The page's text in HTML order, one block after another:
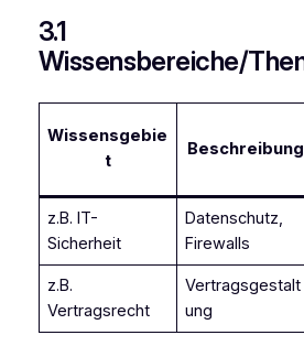
3.1
Wissensbereiche/
Wissensgebie
t
Beschreibung
z.B. IT-
Sicherheit
Datenschutz,
Firewalls
z.B.
Vertragsrecht
Vertragsgestalt
ung